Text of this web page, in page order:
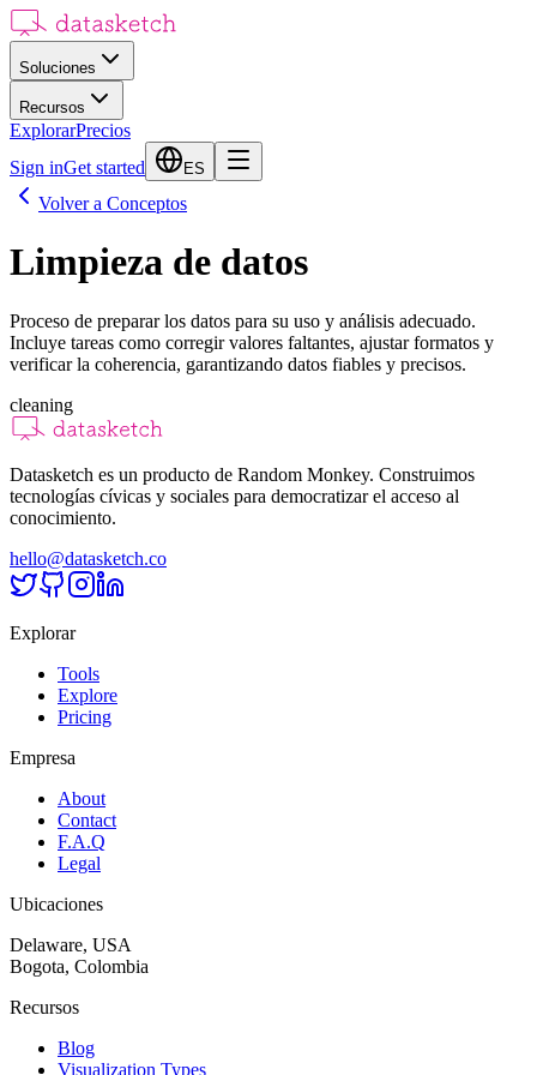
Soluciones
Recursos
ExplorarPrecios
Sign inGet started ES
Volver a Conceptos
Limpieza de datos
Proceso de preparar los datos para su uso y análisis adecuado.
Incluye tareas como corregir valores faltantes, ajustar formatos y
verificar la coherencia, garantizando datos fiables y precisos.
cleaning
Datasketch es un producto de Random Monkey. Construimos
tecnologías cívicas y sociales para democratizar el acceso al
conocimiento.
hello@datasketch.co
Explorar
Tools
Explore
Pricing
Empresa
About
Contact
F.A.Q
Legal
Ubicaciones
Delaware, USA
Bogota, Colombia
Recursos
Blog
Visualization Types